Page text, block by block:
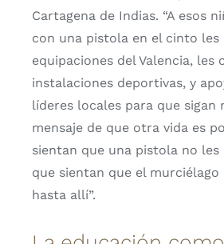
Cartagena de Indias. “A esos
con una pistola en el cinto les
equipaciones del Valencia, les
instalaciones deportivas, y
líderes locales para que sigan
mensaje de que otra vida es
sientan que una pistola no les
que sientan que el murciélago
hasta allí”.